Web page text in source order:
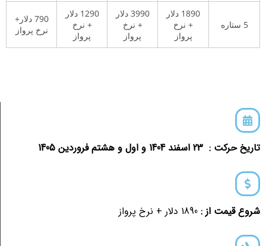
5 ستاره
1890 دلار
+ نرخ
پرواز
3990 دلار
+ نرخ
پرواز
1290 دلار
+ نرخ
پرواز
790 دلار+
نرخ پرواز
تاریخ حرکت : 23 اسفند 1404 و اول و هشتم فروردین 1405
شروع قیمت از :